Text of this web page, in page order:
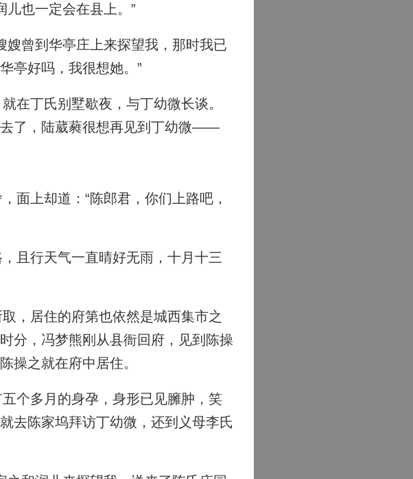
也一定会在县上。”
曾到华亭庄上来探望我，那时我已
亭好吗，我很想她。”
在丁氏别墅歇夜，与丁幼微长谈。
了，陆葳蕤很想再见到丁幼微——
面上却道：“陈郎君，你们上路吧，
且行天气一直晴好无雨，十月十三
，居住的府第也依然是城西集市之
分，冯梦熊刚从县衙回府，见到陈操
操之就在府中居住。
个多月的身孕，身形已见臃肿，笑
去陈家坞拜访丁幼微，还到义母李氏